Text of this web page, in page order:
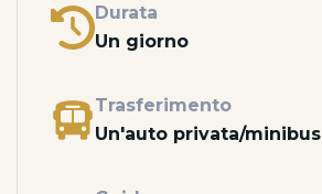
Durata
Un giorno
Trasferimento
Un'auto privata/minibus